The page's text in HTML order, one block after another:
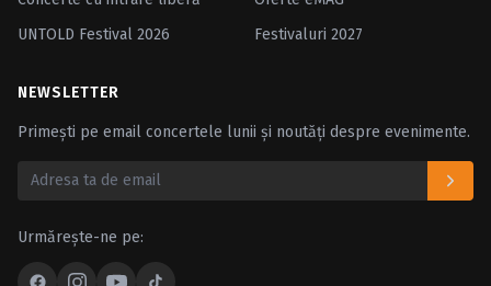
UNTOLD Festival 2026
Festivaluri 2027
NEWSLETTER
Primești pe email concertele lunii și noutăți despre evenimente.
Urmărește-ne pe: